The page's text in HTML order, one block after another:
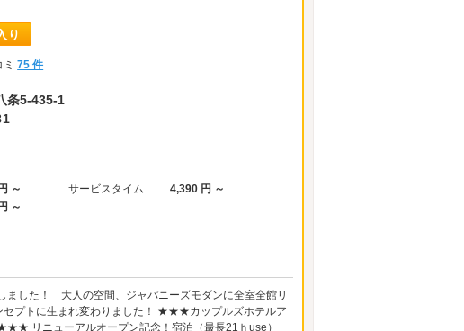
り
4ミ75 件
条5-435-1
～ サービスタイム
4,390 円 ～
～
した！ 大人の空間、ジャパニーズモダンに全室全館リ
セプトに生まれ変わりました！ ★★★カップルズホテルア
リニューアルオープン記念！宿泊（最長21ｈuse）